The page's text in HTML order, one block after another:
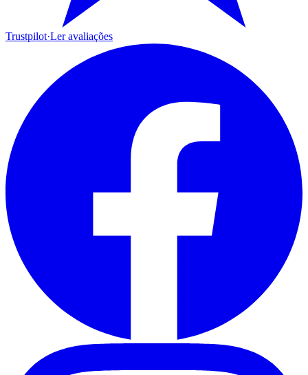
Trustpilot·Ler avaliações